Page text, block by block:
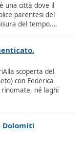
una città dove il
parentesi del
del tempo.…
scoperta del
con Federica
né laghi
Dolomiti